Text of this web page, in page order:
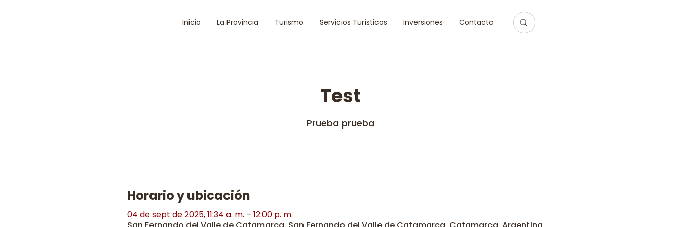
Inicio La Provincia Turismo Servicios Turísticos Inversiones Contacto
Test
Prueba prueba
Horario y ubicación
04 de sept de 2025, 11:34 a. m. – 12:00 p. m.